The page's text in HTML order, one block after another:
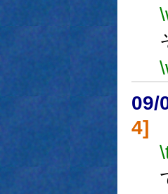
09/
4]